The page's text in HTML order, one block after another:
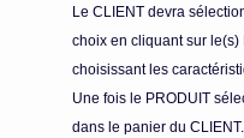
Le CLIENT devra
choix en cliquant sur le(s)
choisissant les
Une fois le PRODUIT
dans le panier du